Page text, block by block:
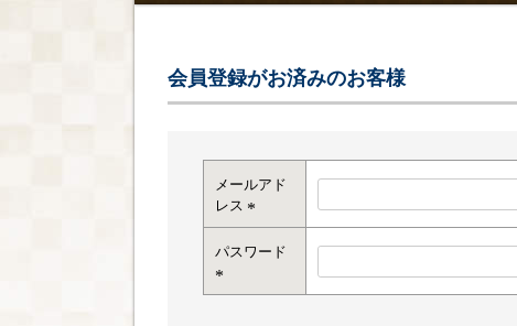
会員登録がお済みのお客様
メールアド
レス
(
必
)
パスワード
(